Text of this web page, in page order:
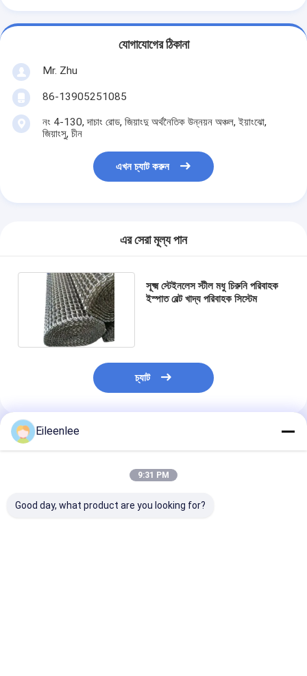
যোগাযোগের ঠিকানা
Mr. Zhu
86-13905251085
নং 4-130, দাচাং রোড, জিয়াংদু অর্থনৈতিক উন্নয়ন অঞ্চল, ইয়াংঝো,
জিয়াংসু, চীন
এখন চ্যাট করুন
এর সেরা মূল্য পান
সূক্ষ্ম স্টেইনলেস স্টীল মধু চিরুনি পরিবাহক
ইস্পাত বেল্ট খাদ্য পরিবাহক সিস্টেম
চ্যাট
প্রস্তাবিত পণ্য
Eileenlee
9:31 PM
Good day, what product are you looking for?